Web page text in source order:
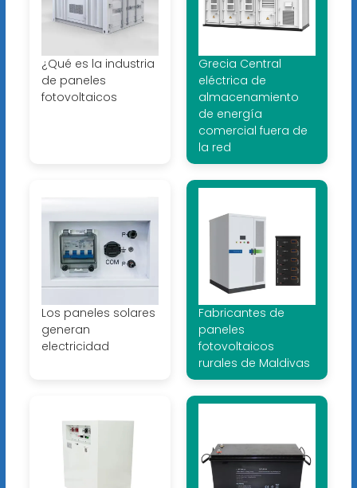
¿Qué es la industria
de paneles
fotovoltaicos
Grecia Central
eléctrica de
almacenamiento
de energía
comercial fuera de
la red
Los paneles solares
generan
electricidad
Fabricantes de
paneles
fotovoltaicos
rurales de Maldivas